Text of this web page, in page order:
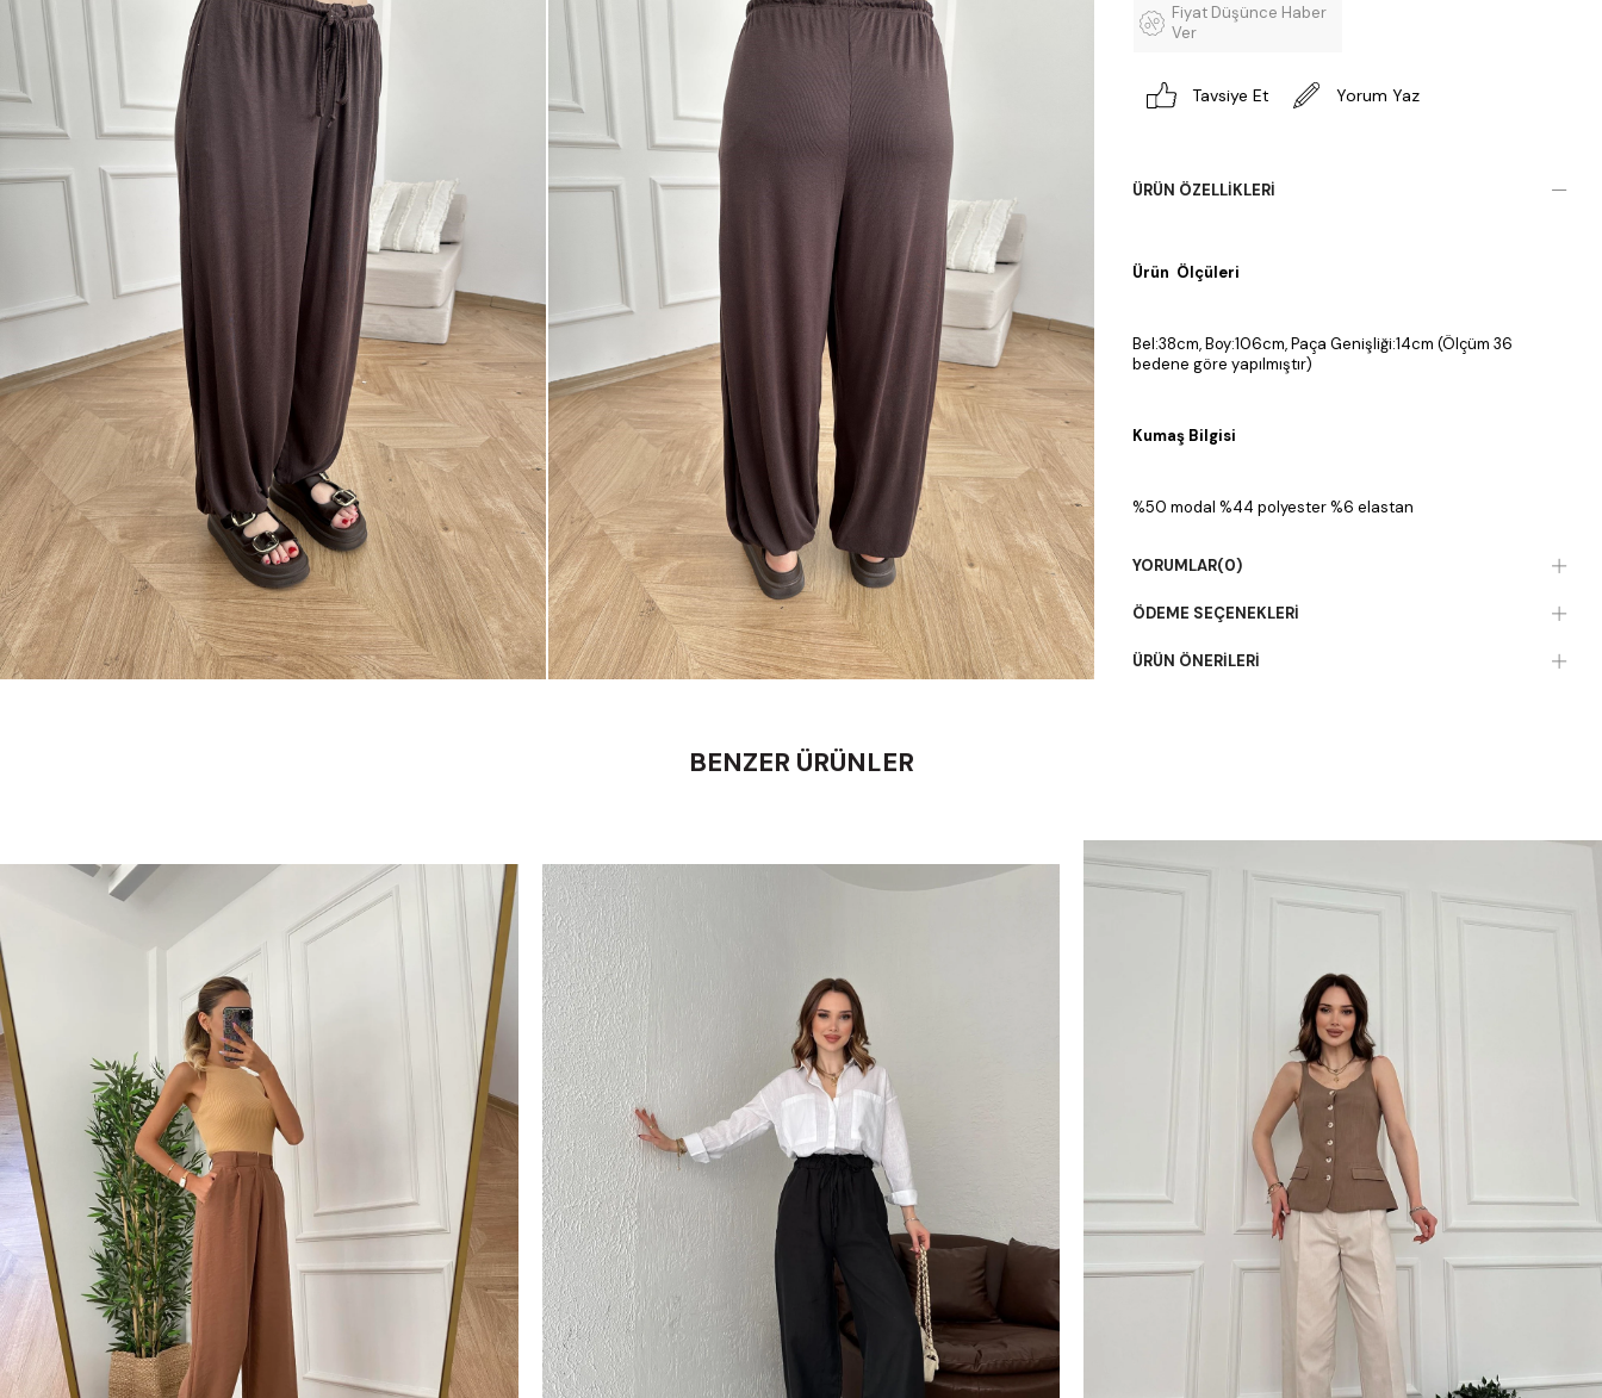
Fiyat Düşünce Haber
Ver
Tavsiye Et Yorum Yaz
ÜRÜN ÖZELLIKLERI
Ürün Ölçüleri
Bel:38cm, Boy:106cm, Paça Genişliği:14cm (Ölçüm 36
bedene göre yapılmıştır)
Kumaş Bilgisi
%50 modal %44 polyester %6 elastan
YORUMLAR(0)
ÖDEME SEÇENEKLERI
ÜRÜN ÖNERILERI
BENZER ÜRÜNLER